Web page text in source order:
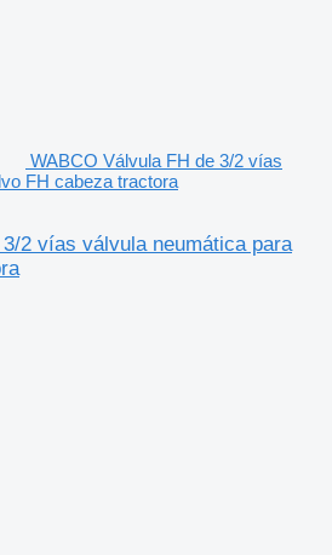
WABCO Válvula FH de 3/2 vías
FH cabeza tractora
2 vías válvula neumática para